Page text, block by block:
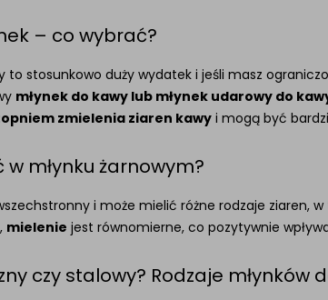
– co wybrać?
to stosunkowo duży wydatek i jeśli masz
młynek do kawy lub młynek udarowy do
zmielenia ziaren kawy i mogą być
młynku żarnowym?
i może mielić różne rodzaje ziaren,
mielenie jest równomierne, co pozytywnie
czy stalowy? Rodzaje młynków